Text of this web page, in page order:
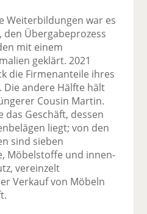
Weiterbildungen war es
den Übergabeprozess
mit einem
geklärt. 2021
die Firmenanteile ihres
andere Hälfte hält
Cousin Martin.
das Geschäft, dessen
liegt; von den
sind sieben
Möbelstoffe und innen­
vereinzelt
Verkauf von Möbeln